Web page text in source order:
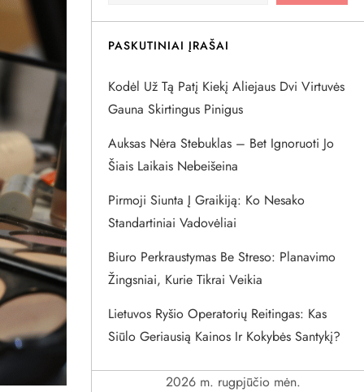
PASKUTINIAI ĮRAŠAI
Kodėl Už Tą Patį Kiekį Aliejaus Dvi Virtuvės
Gauna Skirtingus Pinigus
Auksas Nėra Stebuklas – Bet Ignoruoti Jo
Šiais Laikais Nebeišeina
Pirmoji Siunta Į Graikiją: Ko Nesako
Standartiniai Vadovėliai
Biuro Perkraustymas Be Streso: Planavimo
Žingsniai, Kurie Tikrai Veikia
Lietuvos Ryšio Operatorių Reitingas: Kas
Siūlo Geriausią Kainos Ir Kokybės Santykį?
2026 m. rugpjūčio mėn.